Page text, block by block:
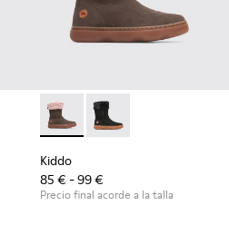
Kiddo - K900139-005 -
Kiddo - K900139-003
Kiddo
85 € - 99 €
Precio final acorde a la talla